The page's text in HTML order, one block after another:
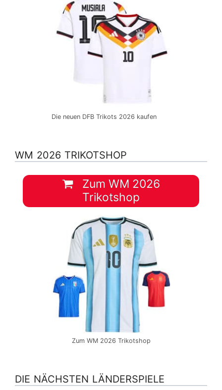
Die neuen DFB Trikots 2026 kaufen
WM 2026 TRIKOTSHOP
Zum WM 2026
Trikotshop
Zum WM 2026 Trikotshop
DIE NÄCHSTEN LÄNDERSPIELE